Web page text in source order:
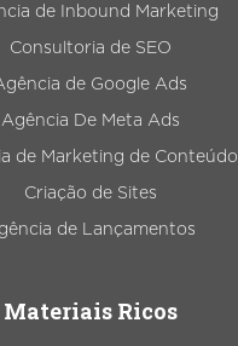
de Inbound Marketing
Consultoria de SEO
de Google Ads
Agência De Meta Ads
de Marketing de Conteúdo
Criação de Sites
de Lançamentos
Materiais Ricos